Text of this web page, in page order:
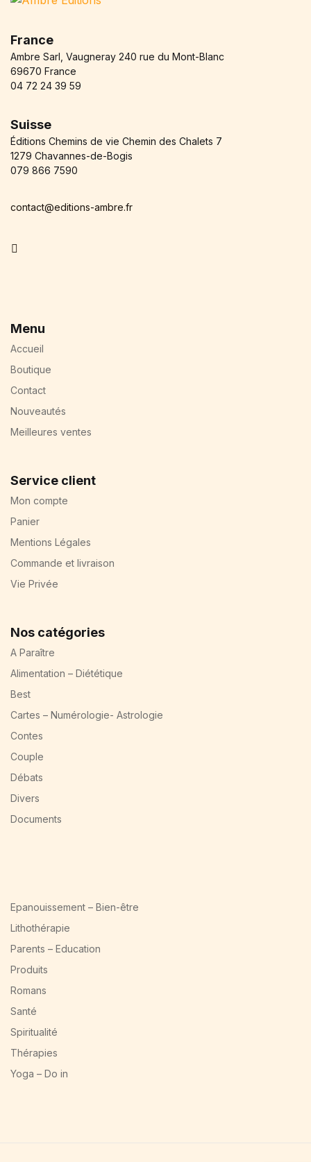
France
Ambre Sarl, Vaugneray 240 rue du Mont-Blanc
69670 France
04 72 24 39 59
Suisse
Éditions Chemins de vie Chemin des Chalets 7
1279 Chavannes-de-Bogis
079 866 7590
contact@editions-ambre.fr
Menu
Accueil
Boutique
Contact
Nouveautés
Meilleures ventes
Service client
Mon compte
Panier
Mentions Légales
Commande et livraison
Vie Privée
Nos catégories
A Paraître
Alimentation – Diététique
Best
Cartes – Numérologie- Astrologie
Contes
Couple
Débats
Divers
Documents
Epanouissement – Bien-être
Lithothérapie
Parents – Education
Produits
Romans
Santé
Spiritualité
Thérapies
Yoga – Do in